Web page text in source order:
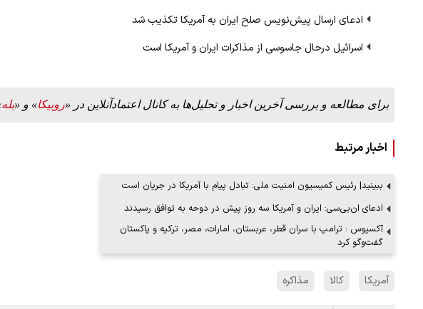
ادعای ارسال پیش‌نویس صلح ایران به آمریکا تکذیب شد
اسرائیل درحال جاسوسی از مذاکرات ایران و آمریکا است
برای مطالعه و بررسی آخرین اخبار و تحلیل‌ها به کانال اعتمادآنلاین در «روبیکا» و «بله
اخبار مرتبط
ببینید| رئیس کمیسیون امنیت ملی: تبادل پیام با آمریکا در جریان است
ادعای ان‌بی‌سی: ایران و آمریکا سه روز پیش در دوحه به توافق رسیدند
آکسیوس : ترامپ با سران قطر، عربستان، امارات، مصر، ترکیه و پاکستان
گفت‌وگو کرد
آمریکا کالا مذاکره